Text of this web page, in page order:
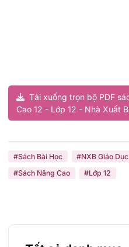
Tải xuống trọn bộ PDF
Cao 12 - Lớp 12 - Nhà Xuất
#Sách Bài Học #NXB Giáo Dục
#Sách Nâng Cao
#Lớp 12